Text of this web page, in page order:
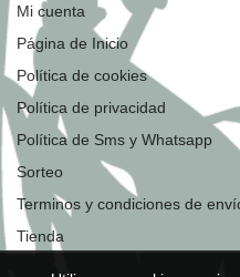
Mi cuenta
Página de Inicio
Política de cookies
Política de privacidad
Política de Sms y Whatsapp
Sorteo
Terminos y condiciones de
Tienda